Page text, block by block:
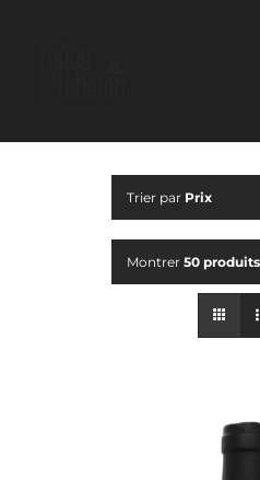
Trier par Prix
Montrer 50 produits